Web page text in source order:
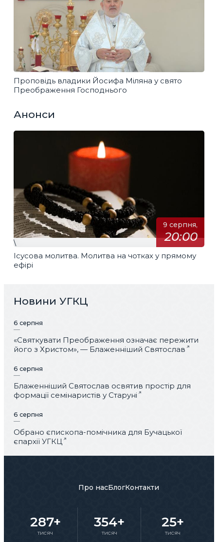
Проповідь владики Йосифа Міляна у свято
Преображення Господнього
Анонси
9 серпня,
20:00
\
Ісусова молитва. Молитва на чотках у прямому
ефірі
Новини УГКЦ
6 серпня
«Святкувати Преображення означає пережити
його з Христом», — Блаженніший Святослав
6 серпня
Блаженніший Святослав освятив простір для
формації семінаристів у Старуні
6 серпня
Обрано єпископа-помічника для Бучацької
єпархії УГКЦ
Про насБлогКонтакти
287+
тисяч
354+
тисяч
25+
тисяч